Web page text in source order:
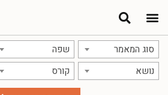
סוג המאמר שפה
נושא
קורס